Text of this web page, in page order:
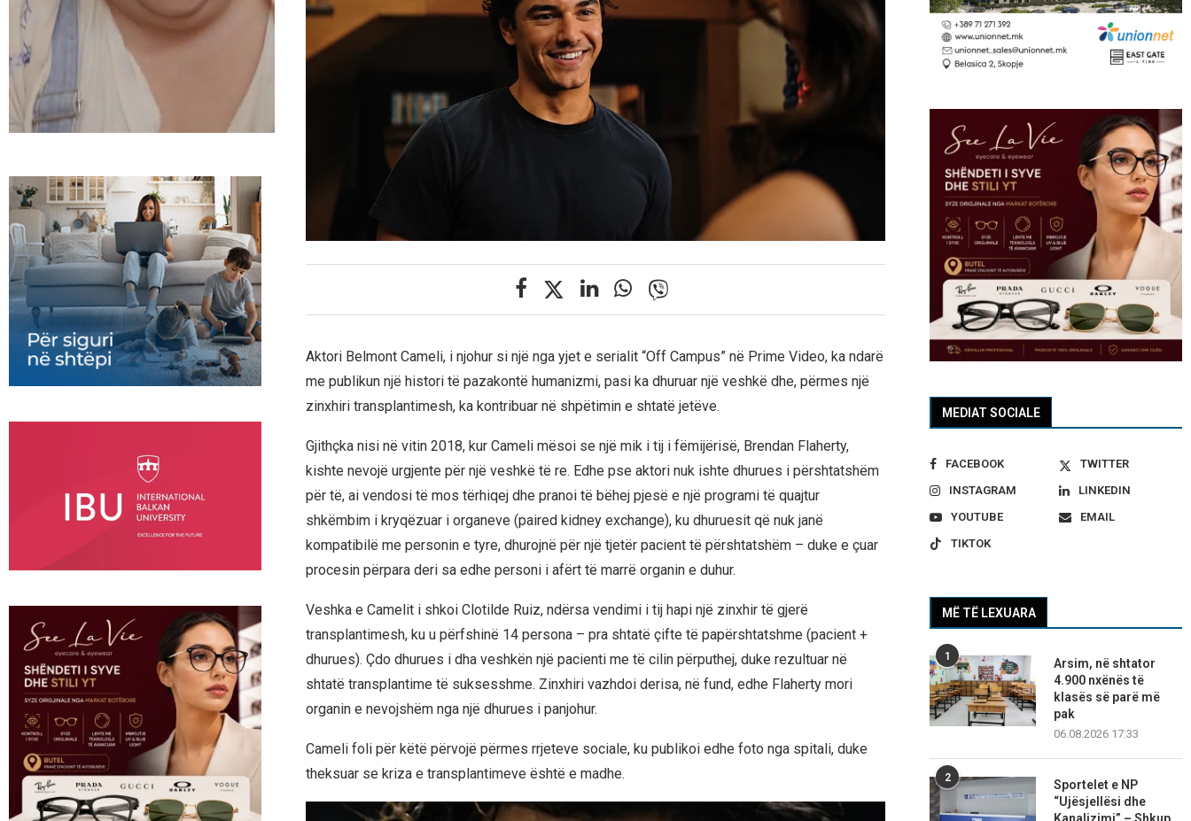
Aktori Belmont Cameli, i njohur si një nga yjet e serialit “Off Campus” në Prime Video, ka ndarë
me publikun një histori të pazakontë humanizmi, pasi ka dhuruar një veshkë dhe, përmes një
zinxhiri transplantimesh, ka kontribuar në shpëtimin e shtatë jetëve.
Gjithçka nisi në vitin 2018, kur Cameli mësoi se një mik i tij i fëmijërisë, Brendan Flaherty,
kishte nevojë urgjente për një veshkë të re. Edhe pse aktori nuk ishte dhurues i përshtatshëm
për të, ai vendosi të mos tërhiqej dhe pranoi të bëhej pjesë e një programi të quajtur
shkëmbim i kryqëzuar i organeve (paired kidney exchange), ku dhuruesit që nuk janë
kompatibilë me personin e tyre, dhurojnë për një tjetër pacient të përshtatshëm – duke e çuar
procesin përpara deri sa edhe personi i afërt të marrë organin e duhur.
Veshka e Camelit i shkoi Clotilde Ruiz, ndërsa vendimi i tij hapi një zinxhir të gjerë
transplantimesh, ku u përfshinë 14 persona – pra shtatë çifte të papërshtatshme (pacient +
dhurues). Çdo dhurues i dha veshkën një pacienti me të cilin përputhej, duke rezultuar në
shtatë transplantime të suksesshme. Zinxhiri vazhdoi derisa, në fund, edhe Flaherty mori
organin e nevojshëm nga një dhurues i panjohur.
Cameli foli për këtë përvojë përmes rrjeteve sociale, ku publikoi edhe foto nga spitali, duke
theksuar se kriza e transplantimeve është e madhe.
MEDIAT SOCIALE
FACEBOOK
TWITTER
INSTAGRAM
LINKEDIN
YOUTUBE
EMAIL
TIKTOK
MË TË LEXUARA
1
Arsim, në shtator
4.900 nxënës të
klasës së parë më
pak
06.08.2026 17:33
2
Sportelet e NP
“Ujësjellësi dhe